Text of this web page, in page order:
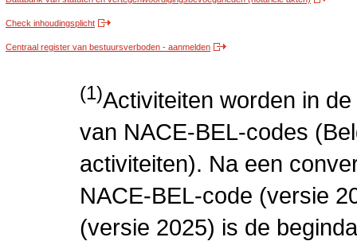
Check inhoudingsplicht
Centraal register van bestuursverboden - aanmelden
(1)Activiteiten worden in
van NACE-BEL-codes
activiteiten). Na een
NACE-BEL-code (versie
(versie 2025) is de